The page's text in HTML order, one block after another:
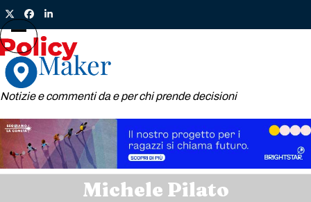
Skip
to
content
TwitterFacebook
LinkedIn
Notizie e commenti da e per chi prende decisioni
Open
mobile
menu
Close
mobile
menu
Michele Pilato